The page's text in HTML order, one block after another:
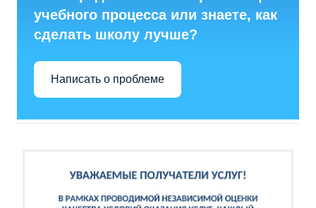
учебного процесса или знаете, как
сделать школу лучше?
Написать о проблеме